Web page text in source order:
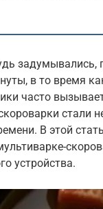
задумывались,
в то время
часто
стали
В этой
устройства.